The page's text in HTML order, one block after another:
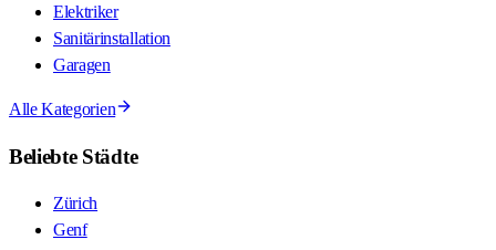
Elektriker
Sanitärinstallation
Garagen
Alle Kategorien
Beliebte Städte
Zürich
Genf